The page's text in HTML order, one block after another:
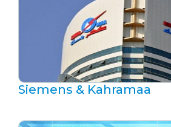
Siemens & Kahramaa